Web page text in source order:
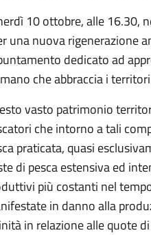
10 ottobre, alle 16.30,
una nuova rigenerazione
dedicato ad
che abbraccia i
vasto patrimonio
che intorno a tali
praticata, quasi
di pesca estensiva ed
più costanti nel
in danno alla
in relazione alle quote